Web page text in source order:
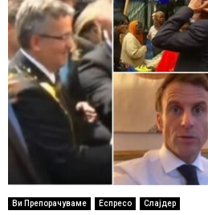
Ви Препорачуваме Еспресо Слајдер